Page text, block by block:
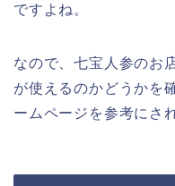
ですよね。
なので、七宝人参のお
が使えるのかどうかを
ームページを参考にさ